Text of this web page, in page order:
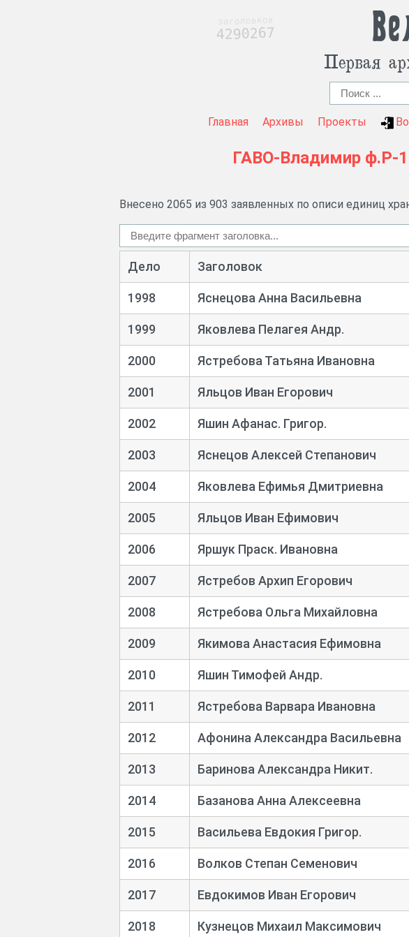
Первая
Главная Архивы Проекты
ГАВО-Владимир ф.Р-
Внесено 2065 из 903 заявленных по описи единиц
Дело Заголовок
1998 Яснецова Анна Васильевна
1999 Яковлева Пелагея Андр.
2000 Ястребова Татьяна Ивановна
2001 Яльцов Иван Егорович
2002 Яшин Афанас. Григор.
2003 Яснецов Алексей Степанович
2004 Яковлева Ефимья Дмитриевна
2005 Яльцов Иван Ефимович
2006 Яршук Праск. Ивановна
2007 Ястребов Архип Егорович
2008 Ястребова Ольга Михайловна
2009 Якимова Анастасия Ефимовна
2010 Яшин Тимофей Андр.
2011 Ястребова Варвара Ивановна
2012 Афонина Александра Васильевна
2013 Баринова Александра Никит.
2014 Базанова Анна Алексеевна
2015 Васильева Евдокия Григор.
2016 Волков Степан Семенович
2017 Евдокимов Иван Егорович
2018 Кузнецов Михаил Максимович
4290267